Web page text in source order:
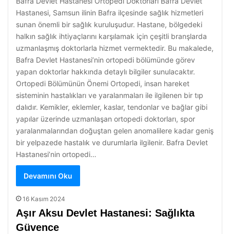
Hastanesi, Samsun ilinin Bafra ilçesinde sağlık hizmetleri
sunan önemli bir sağlık kuruluşudur. Hastane, bölgedeki
halkın sağlık ihtiyaçlarını karşılamak için çeşitli branşlarda
uzmanlaşmış doktorlarla hizmet vermektedir. Bu makalede,
Bafra Devlet Hastanesi’nin ortopedi bölümünde görev
yapan doktorlar hakkında detaylı bilgiler sunulacaktır.
Ortopedi Bölümünün Önemi Ortopedi, insan hareket
sisteminin hastalıkları ve yaralanmaları ile ilgilenen bir tıp
dalıdır. Kemikler, eklemler, kaslar, tendonlar ve bağlar gibi
yapılar üzerinde uzmanlaşan ortopedi doktorları, spor
yaralanmalarından doğuştan gelen anomalilere kadar geniş
bir yelpazede hastalık ve durumlarla ilgilenir. Bafra Devlet
Hastanesi’nin ortopedi…
Devamını Oku
16 Kasım 2024
Aşır Aksu Devlet Hastanesi: Sağlıkta
Güvence